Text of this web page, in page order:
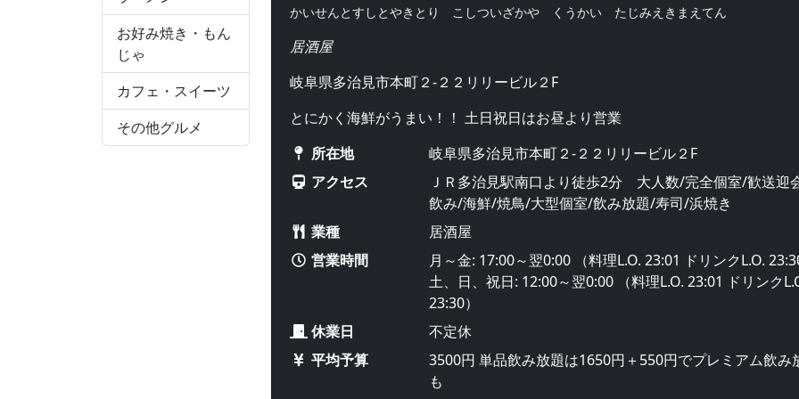
かいせんとすしとやきとり こしついざかや くうかい たじみえきまえてん
居酒屋
岐阜県多治見市本町２-２２リリービル２F
とにかく海鮮がうまい！！ 土日祝日はお昼より営業
所在地
岐阜県多治見市本町２-２２リリービル２F
アクセス
ＪＲ多治見駅南口より徒歩2分 大人数/完全個室/歓送迎
飲み/海鮮/焼鳥/大型個室/飲み放題/寿司/浜焼き
業種
居酒屋
営業時間
月～金: 17:00～翌0:00 （料理L.O. 23:01 ドリンクL.O.
土、日、祝日: 12:00～翌0:00 （料理L.O. 23:01 ドリンク
23:30）
休業日
不定休
平均予算
3500円 単品飲み放題は1650円＋550円でプレミアム飲み
も
お好み焼き・もん
じゃ
カフェ・スイーツ
その他グルメ